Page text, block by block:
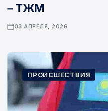
– ТЖМ
03 АПРЕЛЯ, 2026
ПРОИСШЕСТВИЯ